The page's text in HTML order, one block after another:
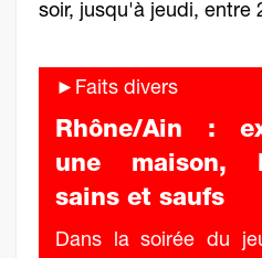
soir, jusqu'à jeudi, entre
►Faits divers
Rhône/Ain :
une maison,
sains et saufs
Dans la soirée du